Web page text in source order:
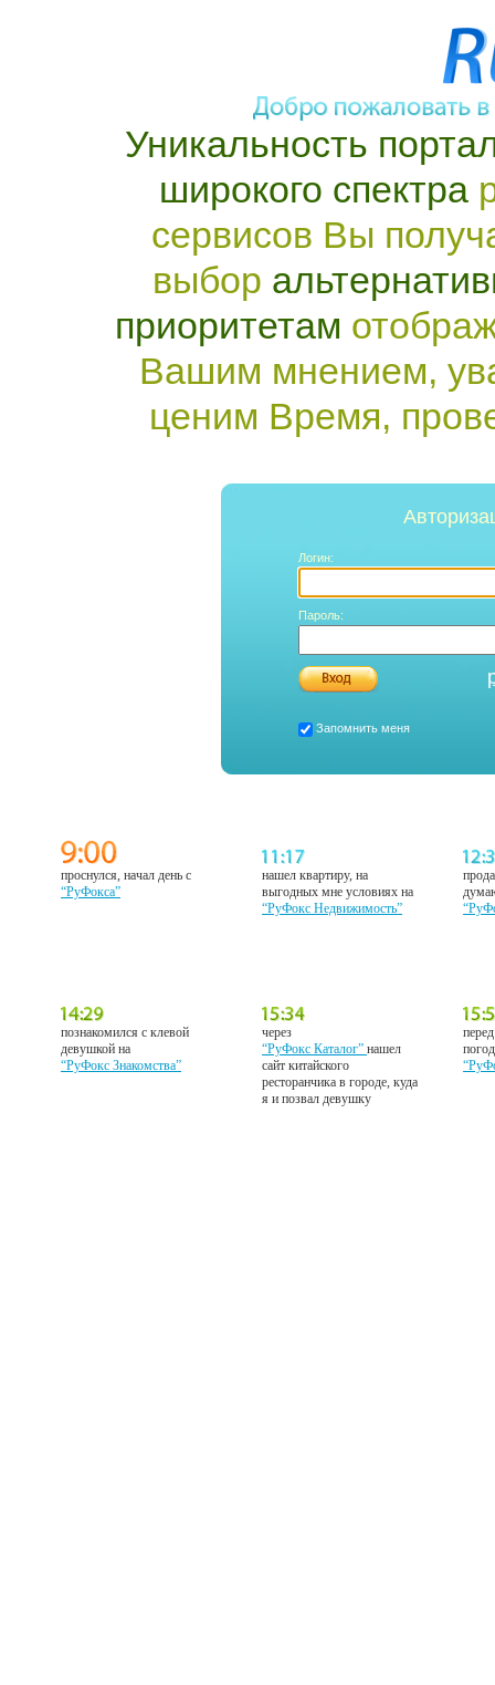
Уникальность
широкого спектра
сервисов Вы
выбор
приоритетам
Вашим мнением,
ценим Время,
Логин:
Пароль:
Запомнить меня
проснулся, начал день с
“РуФокса”
нашел квартиру, на
выгодных мне условиях на
“РуФокс Недвижимость”
познакомился с клевой
девушкой на
“РуФокс Знакомства”
через
“РуФокс Каталог”нашел
сайт китайского
ресторанчика в городе, куда
я и позвал девушку